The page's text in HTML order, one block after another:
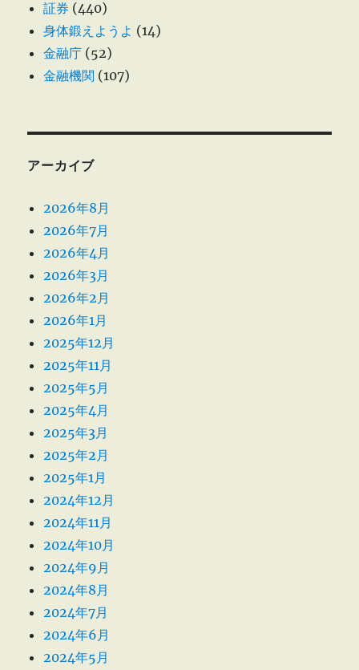
証券 (440)
身体鍛えようよ (14)
金融庁 (52)
金融機関 (107)
アーカイブ
2026年8月
2026年7月
2026年4月
2026年3月
2026年2月
2026年1月
2025年12月
2025年11月
2025年5月
2025年4月
2025年3月
2025年2月
2025年1月
2024年12月
2024年11月
2024年10月
2024年9月
2024年8月
2024年7月
2024年6月
2024年5月